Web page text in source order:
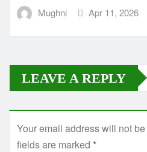
Mughni Apr 11, 2026
LEAVE A REPLY
Your email address will not
fields are marked *